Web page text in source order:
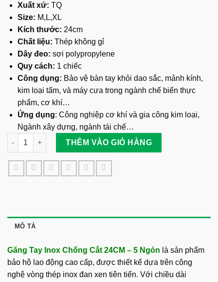
Xuất xứ: TQ
Size: M,L,XL
Kích thước: 24cm
Chất liệu: Thép không gỉ
Dây đeo: sợi polypropylene
Quy cách: 1 chiếc
Công dụng: Bảo vệ bàn tay khỏi dao sắc, mảnh kính,
kim loại tấm, và máy cưa trong ngành chế biến thực
phẩm, cơ khí…
Ứng dụng: Công nghiệp cơ khí và gia công kim loại,
Ngành xây dựng, ngành tái chế…
Găng Tay Inox Chống Cắt 24CM - 5 Ngón, Bao Vòng Thép số
THÊM VÀO GIỎ HÀNG
MÔ TẢ
Găng Tay Inox Chống Cắt 24CM – 5 Ngón là sản phẩm
bảo hộ lao động cao cấp, được thiết kế dựa trên công
nghệ vòng thép inox đan xen tiên tiến. Với chiều dài